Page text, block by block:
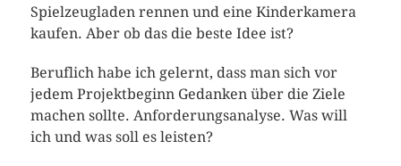
Spielzeugladen rennen und eine Kinderkamera
kaufen. Aber ob das die beste Idee ist?
Beruflich habe ich gelernt, dass man sich vor
jedem Projektbeginn Gedanken über die Ziele
machen sollte. Anforderungsanalyse. Was will
ich und was soll es leisten?